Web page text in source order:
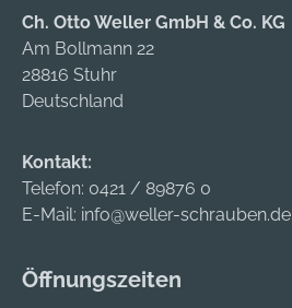
Ch. Otto Weller GmbH & Co. KG
Am Bollmann 22
28816 Stuhr
Deutschland
Kontakt:
Telefon: 0421 / 89876 0
E-Mail: info@weller-schrauben.de
Öffnungszeiten